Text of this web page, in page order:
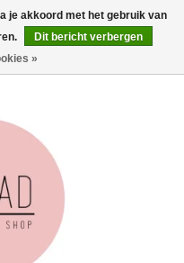
0 Artikelen - €0,00
je akkoord met het gebruik van
Dit bericht verbergen
»